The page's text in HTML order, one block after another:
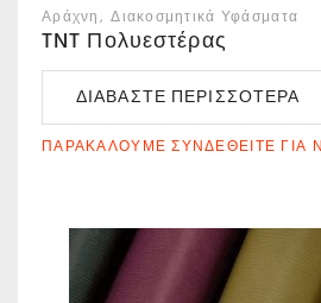
Αράχνη Διακοσμητικά Υφάσματα
TNT Πολυεστέρας
ΔΙΑΒΆΣΤΕ ΠΕΡΙΣΣΌΤΕΡΑ
ΠΑΡΑΚΑΛΟΎΜΕ ΣΥΝΔΕΘΕΊΤΕ ΓΙΑ